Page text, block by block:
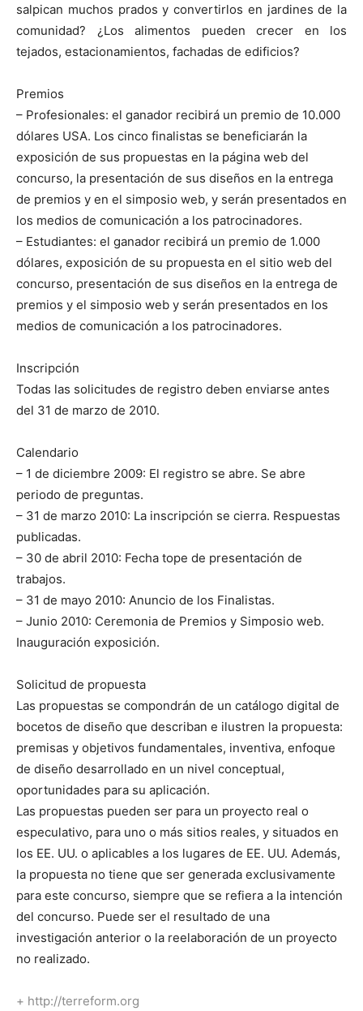
salpican muchos prados y convertirlos en jardines de la
comunidad? ¿Los alimentos pueden crecer en los
tejados, estacionamientos, fachadas de edificios?
Premios
– Profesionales: el ganador recibirá un premio de 10.000
dólares USA. Los cinco finalistas se beneficiarán la
exposición de sus propuestas en la página web del
concurso, la presentación de sus diseños en la entrega
de premios y en el simposio web, y serán presentados en
los medios de comunicación a los patrocinadores.
– Estudiantes: el ganador recibirá un premio de 1.000
dólares, exposición de su propuesta en el sitio web del
concurso, presentación de sus diseños en la entrega de
premios y el simposio web y serán presentados en los
medios de comunicación a los patrocinadores.
Inscripción
Todas las solicitudes de registro deben enviarse antes
del 31 de marzo de 2010.
Calendario
– 1 de diciembre 2009: El registro se abre. Se abre
periodo de preguntas.
– 31 de marzo 2010: La inscripción se cierra. Respuestas
publicadas.
– 30 de abril 2010: Fecha tope de presentación de
trabajos.
– 31 de mayo 2010: Anuncio de los Finalistas.
– Junio 2010: Ceremonia de Premios y Simposio web.
Inauguración exposición.
Solicitud de propuesta
Las propuestas se compondrán de un catálogo digital de
bocetos de diseño que describan e ilustren la propuesta:
premisas y objetivos fundamentales, inventiva, enfoque
de diseño desarrollado en un nivel conceptual,
oportunidades para su aplicación.
Las propuestas pueden ser para un proyecto real o
especulativo, para uno o más sitios reales, y situados en
los EE. UU. o aplicables a los lugares de EE. UU. Además,
la propuesta no tiene que ser generada exclusivamente
para este concurso, siempre que se refiera a la intención
del concurso. Puede ser el resultado de una
investigación anterior o la reelaboración de un proyecto
no realizado.
+ http://terreform.org